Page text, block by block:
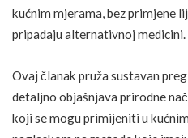
kućnim mjerama, bez primjene
pripadaju alternativnoj medicini.
Ovaj članak pruža sustavan
detaljno objašnjava prirodne
koji se mogu primijeniti u